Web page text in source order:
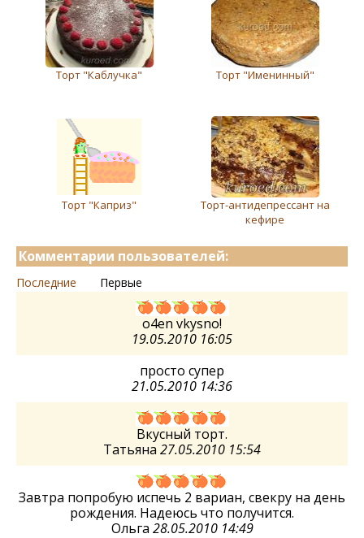
Торт "Каблучка" Торт "Именинный"
Торт "Каприз"
Торт-антидепрессант на
кефире
Комментарии пользователей:
Последние Первые
o4en vkysno!
19.05.2010 16:05
просто супер
21.05.2010 14:36
Вкусный торт.
Татьяна 27.05.2010 15:54
Завтра попробую испечь 2 вариан, свекру на день
рождения. Надеюсь что получится.
Ольга 28.05.2010 14:49